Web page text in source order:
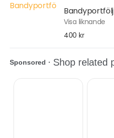
Bandyportfölj
Visa liknande
400 kr